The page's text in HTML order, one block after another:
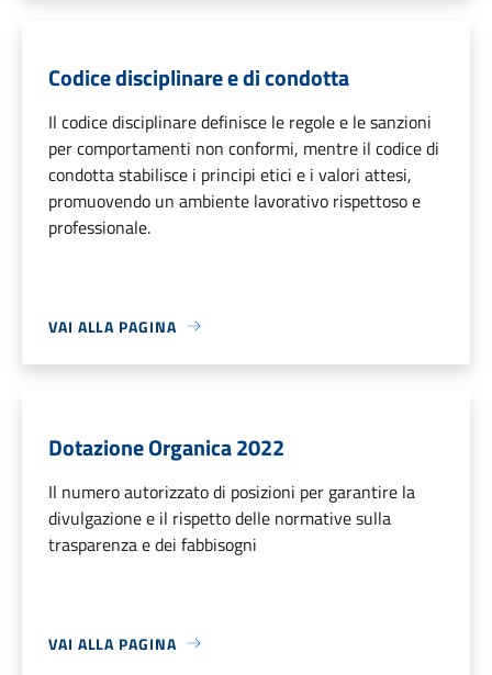
Codice disciplinare e di condotta
Il codice disciplinare definisce le regole e le sanzioni
per comportamenti non conformi, mentre il codice di
condotta stabilisce i principi etici e i valori attesi,
promuovendo un ambiente lavorativo rispettoso e
professionale.
VAI ALLA PAGINA
Dotazione Organica 2022
Il numero autorizzato di posizioni per garantire la
divulgazione e il rispetto delle normative sulla
trasparenza e dei fabbisogni
VAI ALLA PAGINA